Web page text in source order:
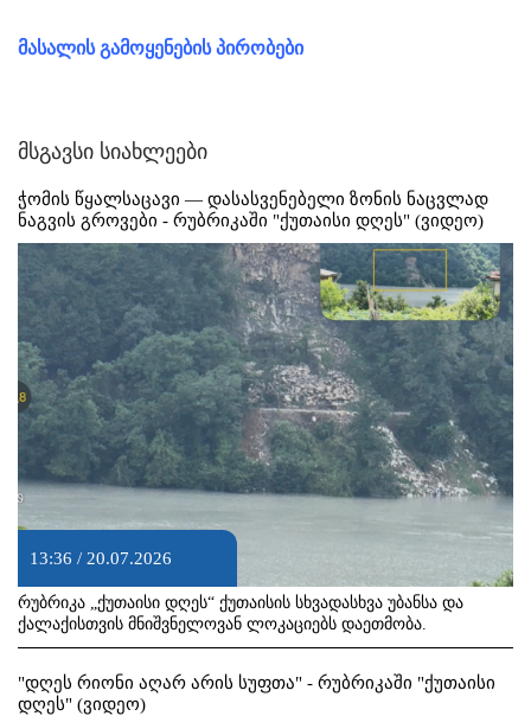
მასალის გამოყენების პირობები
მსგავსი სიახლეები
ჭომის წყალსაცავი — დასასვენებელი ზონის ნაცვლად
ნაგვის გროვები - რუბრიკაში "ქუთაისი დღეს" (ვიდეო)
13:36 / 20.07.2026
რუბრიკა „ქუთაისი დღეს“ ქუთაისის სხვადასხვა უბანსა და
ქალაქისთვის მნიშვნელოვან ლოკაციებს დაეთმობა.
"დღეს რიონი აღარ არის სუფთა" - რუბრიკაში "ქუთაისი
დღეს" (ვიდეო)